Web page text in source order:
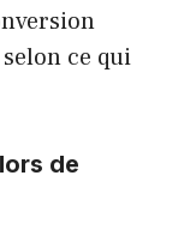
ce qui
de